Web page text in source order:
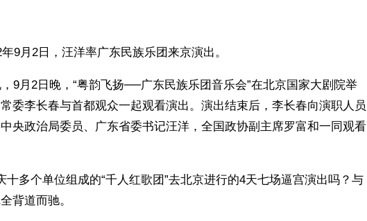
年9月2日，汪洋率广东民族乐团来京演出。
9月2日晚，“粤韵飞扬──广东民族乐团音乐会”在北京国家大剧院举
委李长春与首都观众一起观看演出。演出结束后，李长春向演职人员
央政治局委员、广东省委书记汪洋，全国政协副主席罗富和一同观看
十多个单位组成的“千人红歌团”去北京进行的4天七场逼宫演出吗？与
背道而驰。